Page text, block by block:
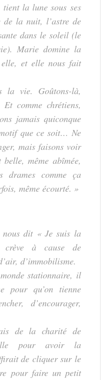
la lune sous ses
de la nuit, l’astre de
dans le soleil (le
Marie domine la
et elle nous fait
la vie. Goûtons-là,
comme chrétiens,
jamais quiconque
que ce soit… Ne
mais faisons voir
même abîmée,
drames comme ça
même écourté. »
nous dit « Je suis la
à cause de
d’immobilisme.
stationnaire, il
pour qu’on tienne
d’encourager,
de la charité de
pour avoir la
de cliquer sur le
pour faire un petit